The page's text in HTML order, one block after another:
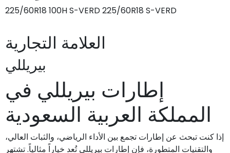
225/60R18 100H S-VERD 225/60R18 S-VERD
العلامة التجارية
بيريللي
إطارات بيريللي في
المملكة العربية السعودية
إذا كنت تبحث عن إطارات تجمع بين الأداء الرياضي، والثبات العالي،
والتقنيات المتطورة، فإن إطارات بيريللي تُعد خياراً مثالياً. تشتهر